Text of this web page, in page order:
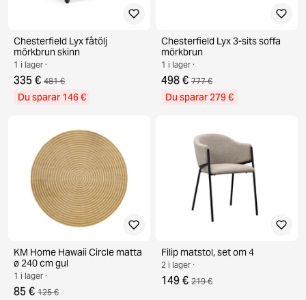
Chesterfield Lyx fåtölj
mörkbrun skinn
1 i lager ·
335 € 481 €
Du sparar 146 €
Chesterfield Lyx 3-sits soffa
mörkbrun
1 i lager ·
498 € 777 €
Du sparar 279 €
KM Home Hawaii Circle matta
ø 240 cm gul
1 i lager ·
85 € 125 €
Filip matstol, set om 4
2 i lager ·
149 € 219 €